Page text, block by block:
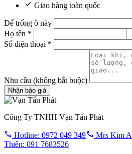
Giao hàng toàn quốc
Để trống ô này
Họ tên *
Số điện thoại *
Nhu cầu (không bắt buộc)
Nhận báo giá
Công Ty TNHH Vạn Tấn Phát
Hotline: 0972 049 349 Mrs Kim
Thiên: 091 7683526